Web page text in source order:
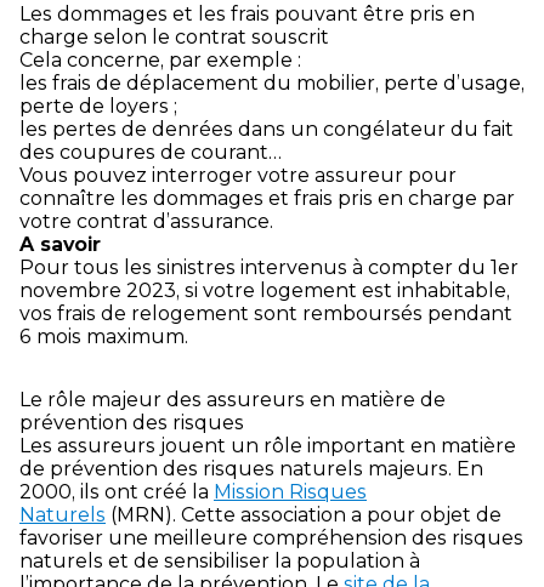
Les dommages et les frais pouvant être pris en
charge selon le contrat souscrit
Cela concerne, par exemple :
les frais de déplacement du mobilier, perte d’usage,
perte de loyers ;
les pertes de denrées dans un congélateur du fait
des coupures de courant…
Vous pouvez interroger votre assureur pour
connaître les dommages et frais pris en charge par
votre contrat d’assurance.
A savoir
Pour tous les sinistres intervenus à compter du 1er
novembre 2023, si votre logement est inhabitable,
vos frais de relogement sont remboursés pendant
6 mois maximum.
Le rôle majeur des assureurs en matière de
prévention des risques
Les assureurs jouent un rôle important en matière
de prévention des risques naturels majeurs. En
2000, ils ont créé la Mission Risques
Naturels (MRN). Cette association a pour objet de
favoriser une meilleure compréhension des risques
naturels et de sensibiliser la population à